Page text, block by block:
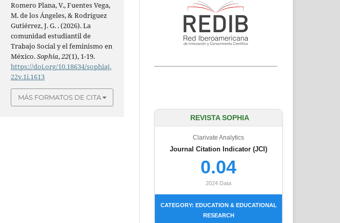
Romero Plana, V., Fuentes Vega,
M. de los Ángeles, & Rodríguez
Gutiérrez, J. G. . (2026). La
comunidad estudiantil de
Trabajo Social y el feminismo en
México.Sophia,22(1), 1-19.
https://doi.org/10.18634/sophiaj.
22v.1i.1613
MÁS FORMATOS DE CITA
REVISTA SOPHIA
Clarivate Analytics
Journal Citation Indicator (JCI)
0.04
2024 Data
CATEGORY: EDUCATION & EDUCATIONAL
RESEARCH